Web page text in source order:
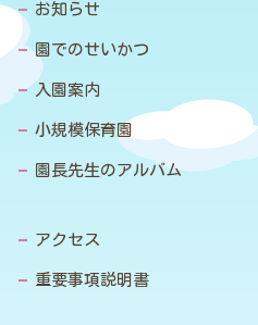
お知らせ
園でのせいかつ
入園案内
小規模保育園
園長先生のアルバム
アクセス
重要事項説明書